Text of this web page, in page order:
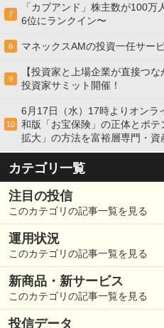
7
「カブアンド」株主数が100
6位にランクイン〜
8 マネックスAMの投資一任サー
9
【投資家と上場企業が直接つ
投資家サミット開催！
10
6月17日（水）17時よりオンラ
和版「お宝保険」の正体とポ
拡大」の方法を富裕層専門・資
カテゴリ一覧
注目の投信
このカテゴリの記事一覧を見る
運用状況
このカテゴリの記事一覧を見る
新商品・新サービス
このカテゴリの記事一覧を見る
投信データ